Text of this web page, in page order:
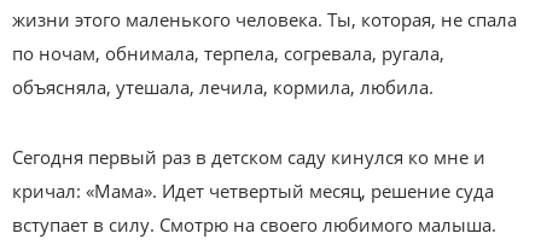
жизни этого маленького человека. Ты, которая, не спала
по ночам, обнимала, терпела, согревала, ругала,
объясняла, утешала, лечила, кормила, любила.
Сегодня первый раз в детском саду кинулся ко мне и
кричал: «Мама». Идет четвертый месяц, решение суда
вступает в силу. Смотрю на своего любимого малыша.